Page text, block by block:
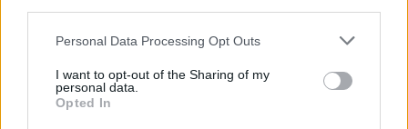
Personal Data Processing Opt Outs
I want to opt-out of the Sharing of my
personal data.
Opted In